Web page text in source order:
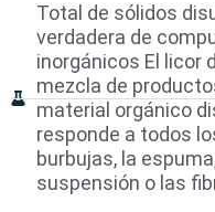
Total de sólidos
verdadera de
inorgánicos El licor
mezcla de
material orgánico
responde a todos
burbujas, la
suspensión o las